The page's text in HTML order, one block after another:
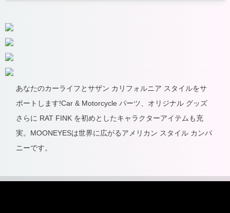
あなたのカーライフとサザン カリフォルニア スタイルをサ
ポートします!Car & Motorcycle パーツ、オリジナル グッズ
さらに RAT FINK を初めとしたキャラクターアイテムも充
実。MOONEYESは世界に広がるアメリカン スタイル カンパ
ニーです。